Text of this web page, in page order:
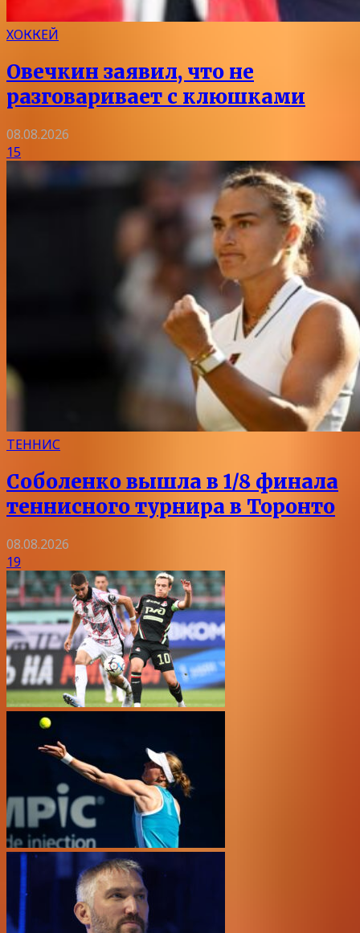
ХОККЕЙ
Овечкин заявил, что не
разговаривает с клюшками
08.08.2026
15
ТЕННИС
Соболенко вышла в 1/8 финала
теннисного турнира в Торонто
08.08.2026
19